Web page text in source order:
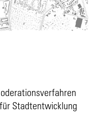
Stadtentwicklung